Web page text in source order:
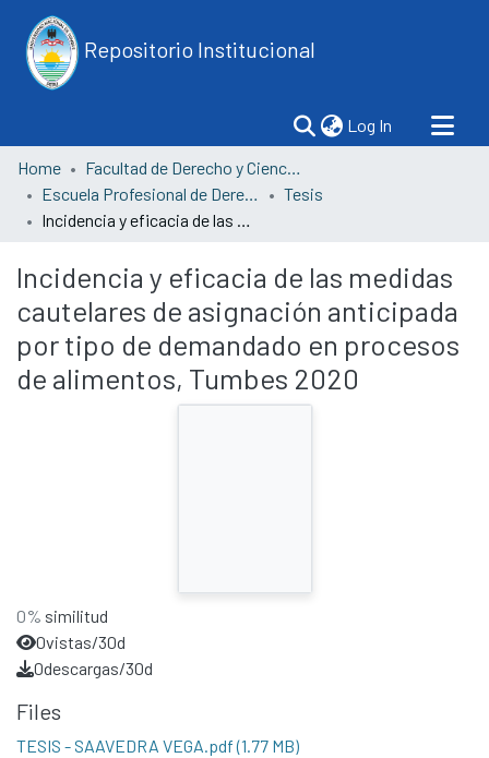
Repositorio Institucional
Log In (current)
Home
Facultad de Derecho y Ciencias Políticas
Escuela Profesional de Derecho
Tesis
Incidencia y eficacia de las medidas cautelares de asignación anticipada por tipo de demandado en procesos de alimentos, Tumbes 2020
Incidencia y eficacia de las medidas
cautelares de asignación anticipada
por tipo de demandado en procesos
de alimentos, Tumbes 2020
0% similitud
0vistas/30d
0descargas/30d
Files
TESIS - SAAVEDRA VEGA.pdf(1.77 MB)